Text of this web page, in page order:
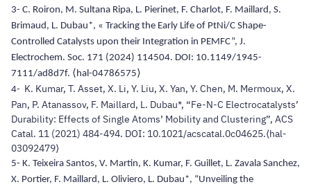
3- C. Roiron, M. Sultana Ripa, L. Pierinet, F. Charlot, F. Maillard, S.
Brimaud, L. Dubau*, « Tracking the Early Life of PtNi/C Shape-
Controlled Catalysts upon their Integration in PEMFC”, J.
Electrochem. Soc. 171 (2024) 114504. DOI: 10.1149/1945-
7111/ad8d7f. ⟨hal-04786575⟩
4- K. Kumar, T. Asset, X. Li, Y. Liu, X. Yan, Y. Chen, M. Mermoux, X.
Pan, P. Atanassov, F. Maillard, L. Dubau*, “Fe-N-C Electrocatalysts’
Durability: Effects of Single Atoms’ Mobility and Clustering”, ACS
Catal. 11 (2021) 484-494. DOI: 10.1021/acscatal.0c04625.⟨hal-
03092479⟩
5- K. Teixeira Santos, V. Martin, K. Kumar, F. Guillet, L. Zavala Sanchez,
X. Portier, F. Maillard, L. Oliviero, L. Dubau*, “Unveiling the